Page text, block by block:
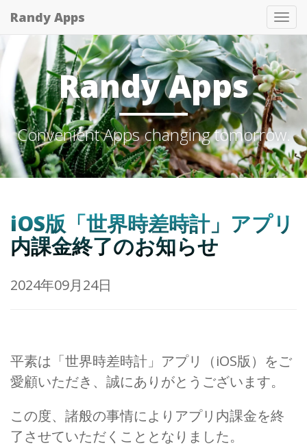
Randy Apps
Randy Apps
Convenient Apps changing tomorrow.
iOS版「世界時差時計」アプリ
内課金終了のお知らせ
2024年09月24日
平素は「世界時差時計」アプリ（iOS版）をご
愛顧いただき、誠にありがとうございます。
この度、諸般の事情によりアプリ内課金を終
了させていただくこととなりました。